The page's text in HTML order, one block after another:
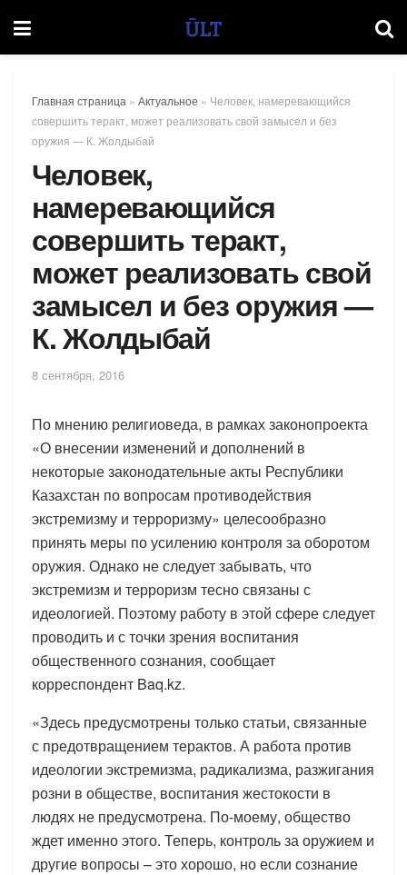
Главная страница » Актуальное » Человек, намеревающийся
совершить теракт, может реализовать свой замысел и без
оружия — К. Жолдыбай
Человек,
намеревающийся
совершить теракт,
может реализовать свой
замысел и без оружия —
К. Жолдыбай
8 сентября, 2016
По мнению религиоведа, в рамках законопроекта
«О внесении изменений и дополнений в
некоторые законодательные акты Республики
Казахстан по вопросам противодействия
экстремизму и терроризму» целесообразно
принять меры по усилению контроля за оборотом
оружия. Однако не следует забывать, что
экстремизм и терроризм тесно связаны с
идеологией. Поэтому работу в этой сфере следует
проводить и с точки зрения воспитания
общественного сознания, сообщает
корреспондент Baq.kz.
«Здесь предусмотрены только статьи, связанные
с предотвращением терактов. А работа против
идеологии экстремизма, радикализма, разжигания
розни в обществе, воспитания жестокости в
людях не предусмотрена. По-моему, общество
ждет именно этого. Теперь, контроль за оружием и
другие вопросы – это хорошо, но если сознание